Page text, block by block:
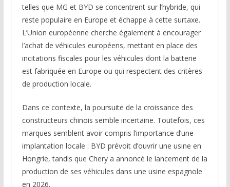
telles que MG et BYD se concentrent sur l’hybride, qui
reste populaire en Europe et échappe à cette surtaxe.
L’Union européenne cherche également à encourager
l’achat de véhicules européens, mettant en place des
incitations fiscales pour les véhicules dont la batterie
est fabriquée en Europe ou qui respectent des critères
de production locale.
Dans ce contexte, la poursuite de la croissance des
constructeurs chinois semble incertaine. Toutefois, ces
marques semblent avoir compris l’importance d’une
implantation locale : BYD prévoit d’ouvrir une usine en
Hongrie, tandis que Chery a annoncé le lancement de la
production de ses véhicules dans une usine espagnole
en 2026.